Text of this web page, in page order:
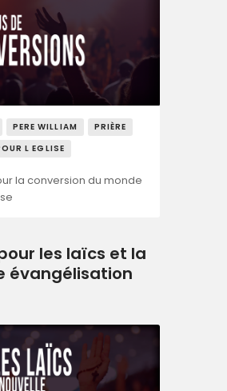
PERE WILLIAM
PRIÈRE
L EGLISE
la conversion du monde
pour les laïcs et la
évangélisation